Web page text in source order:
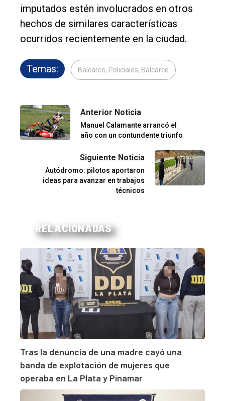
imputados estén involucrados en otros
hechos de similares características
ocurridos recientemente en la ciudad.
Temas: Balcarce, Policiales, Balcarce
Anterior Noticia
Manuel Calamante arrancó el
año con un contundente triunfo
Siguiente Noticia
Autódromo: pilotos aportaron
ideas para avanzar en trabajos
técnicos
RELACIONADAS
Tras la denuncia de una madre cayó una
banda de explotación de mujeres que
operaba en La Plata y Pinamar